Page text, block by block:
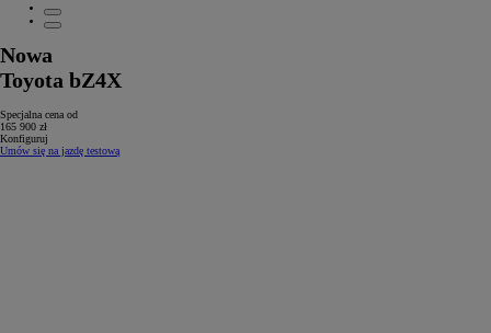
Nowa
Toyota bZ4X
Specjalna cena od
165 900 zł
Konfiguruj
Umów się na jazdę testową